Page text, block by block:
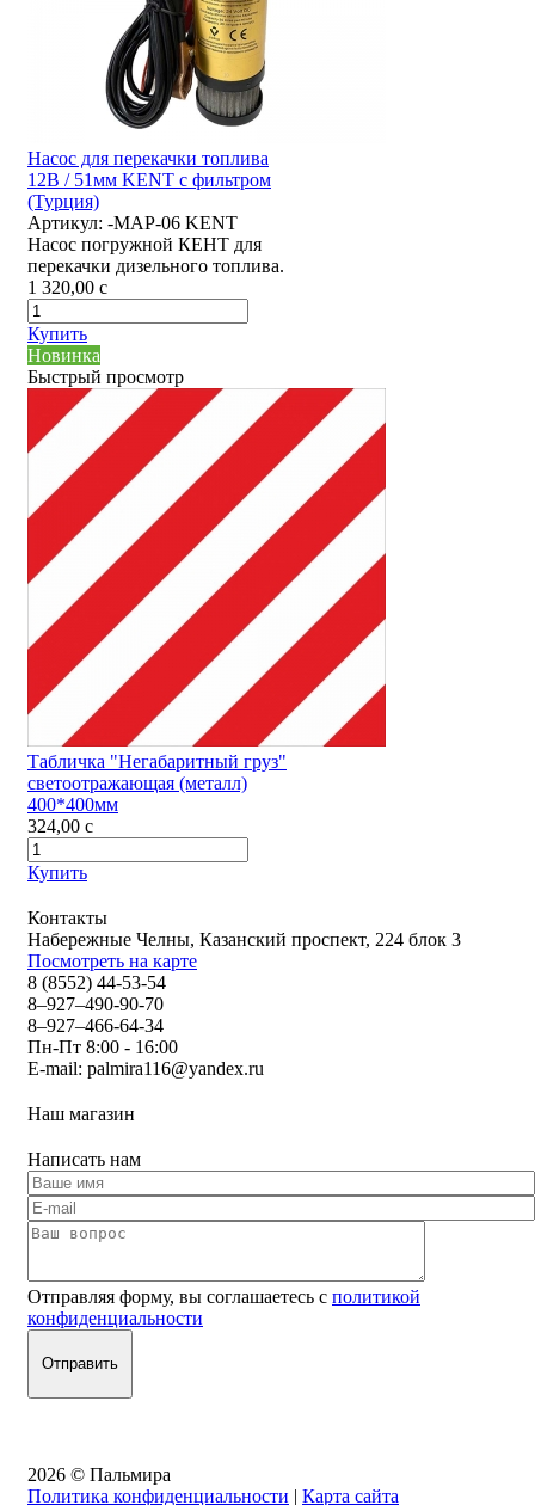
Насос для перекачки топлива
12В / 51мм KENT с фильтром
(Турция)
Артикул: -MAP-06 KENT
Насос погружной КЕНТ для
перекачки дизельного топлива.
1 320,00 c
Купить
Новинка
Быстрый просмотр
Табличка "Негабаритный груз"
светоотражающая (металл)
400*400мм
324,00 c
Купить
Контакты
Набережные Челны, Казанский проспект, 224 блок 3
Посмотреть на карте
8 (8552) 44-53-54
8–927–490-90-70
8–927–466-64-34
Пн-Пт 8:00 - 16:00
E-mail: palmira116@yandex.ru
Наш магазин
Написать нам
Отправляя форму, вы соглашаетесь с политикой
конфиденциальности
2026 © Пальмира
Политика конфиденциальности | Карта сайта